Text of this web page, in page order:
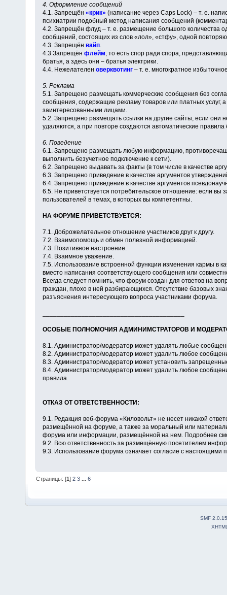
4. Оформление сообщений
4.1. Запрещён «крик» (написание через Caps Lock) – т. е.
психиатрии подобный метод написания сообщений
4.2. Запрещён флуд – т. е. размещение большого количества
сообщений, состоящих из слов «лол», «стфу», одной
4.3. Запрещён вайп.
4.3 Запрещён флейм , то есть спор ради спора,
братья, а здесь они – братья электрики.
4.4. Нежелателен оверквотинг– т. е. многократное
5. Реклама
5.1. Запрещено размещать коммерческие сообщения без
сообщения, содержащие рекламу товаров или платных
заинтересованными лицами.
5.2. Запрещено размещать ссылки на другие сайты, если
удаляются, а при повторе создаются автоматические
6. Поведение
6.1. Запрещено размещать любую информацию,
выполнить безучетное подключение к сети).
6.2. Запрещено выдавать за факты (в том числе в качестве
6.3. Запрещено приведение в качестве аргументов
6.4. Запрещено приведение в качестве аргументов
6.5. Не приветствуется потребительское отношение: если вы
пользователей в темах, в которых вы компетентны.
НА ФОРУМЕ ПРИВЕТСТВУЕТСЯ:
7.1. Доброжелательное отношение участников друг к другу.
7.2. Взаимопомощь и обмен полезной информацией.
7.3. Позитивное настроение.
7.4. Взаимное уважение.
7.5. Использование встроенной функции изменения кармы в
вместо написания соответствующего сообщения или
Всегда следует помнить, что форум создан для ответов на
граждан, плохо в ней разбирающихся. Отсутствие базовых
разъяснения интересующего вопроса участниками форума.
ОСОБЫЕ ПОЛНОМОЧИЯ АДМИНИМСТРАТОРОВ И
8.1. Администратор/модератор может удалять любые
8.2. Администратор/модератор может удалить любое
8.3. Администратор/модератор может установить
8.4. Администратор/модератор может удалить любое
правила.
ОТКАЗ ОТ ОТВЕТСТВЕННОСТИ:
9.1. Редакция веб-форума «Киловольт» не несет никакой
размещённой на форуме, а также за моральный или
форума или информации, размещённой на нем. Подробнее
9.2. Всю ответственность за размещённую посетителем
9.3. Использование форума означает согласие с
Страницы: [1]2 3 ...6
SMF 2.0.15